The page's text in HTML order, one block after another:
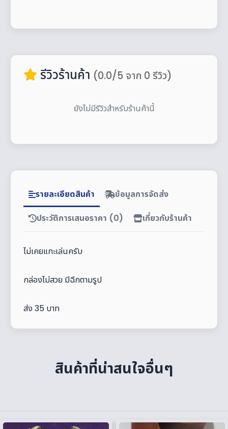
รีวิวร้านค้า (0.0/5 จาก 0 รีวิว)
ยังไม่มีรีวิวสำหรับร้านค้านี้
รายละเอียดสินค้า ข้อมูลการจัดส่ง
ประวัติการเสนอราคา (0) เกี่ยวกับร้านค้า
ไม่เคยแกะเล่นครับ
กล่องไม่สวย มีฉีกตามรูป
ส่ง 35 บาท
สินค้าที่น่าสนใจอื่นๆ